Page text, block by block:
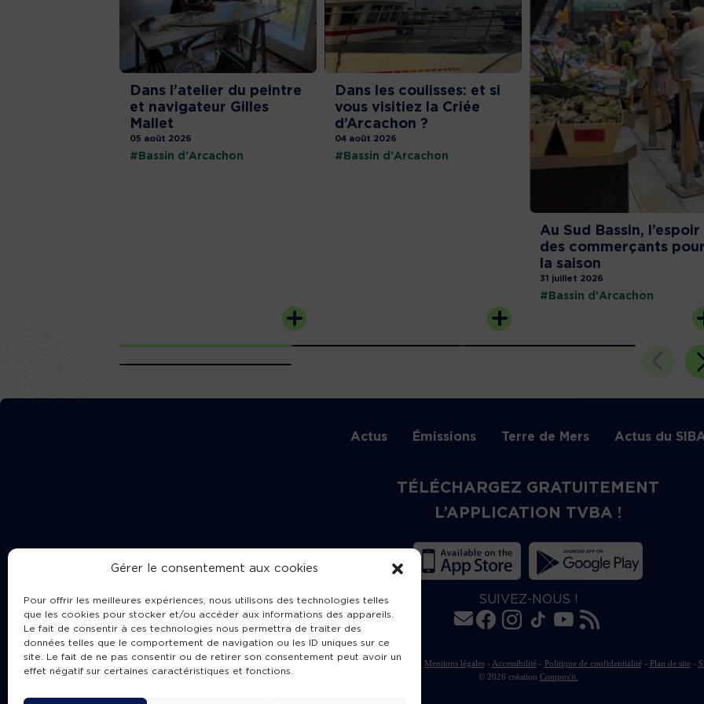
Gérer le consentement aux cookies
Pour offrir les meilleures expériences, nous utilisons des technologies telles
que les cookies pour stocker et/ou accéder aux informations des appareils.
Le fait de consentir à ces technologies nous permettra de traiter des
données telles que le comportement de navigation ou les ID uniques sur ce
site. Le fait de ne pas consentir ou de retirer son consentement peut avoir un
effet négatif sur certaines caractéristiques et fonctions.
Dans l’atelier du peintre
et navigateur Gilles
Mallet
05 août 2026
#Bassin d'Arcachon
Dans les coulisses: et si
vous visitiez la Criée
d’Arcachon ?
04 août 2026
#Bassin d'Arcachon
Au Sud Bassin, l’espoir
des commerçants pour
la saison
31 juillet 2026
#Bassin d'Arcachon
Actus Émissions Terre de Mers Actus du
TÉLÉCHARGEZ GRATUITEMENT
L’APPLICATION TVBA !
SUIVEZ-NOUS !
Charte de publication Mentions légales- Accessibilité- Politique de confidentialité- Plan de site-
© 2026 création Compos'it.